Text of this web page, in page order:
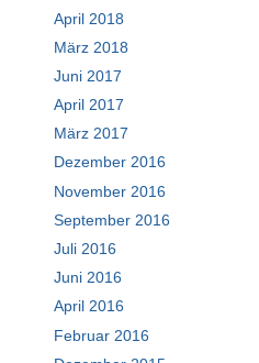
April 2018
März 2018
Juni 2017
April 2017
März 2017
Dezember 2016
November 2016
September 2016
Juli 2016
Juni 2016
April 2016
Februar 2016